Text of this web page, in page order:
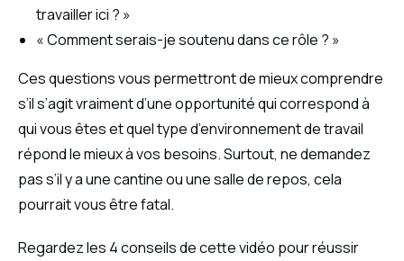
travailler ici ? »
« Comment serais-je soutenu dans ce rôle ? »
Ces questions vous permettront de mieux comprendre
s’il s’agit vraiment d’une opportunité qui correspond à
qui vous êtes et quel type d’environnement de travail
répond le mieux à vos besoins. Surtout, ne demandez
pas s’il y a une cantine ou une salle de repos, cela
pourrait vous être fatal.
Regardez les 4 conseils de cette vidéo pour réussir